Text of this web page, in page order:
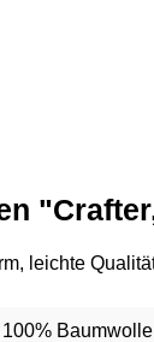
leichte
100% Baumwolle